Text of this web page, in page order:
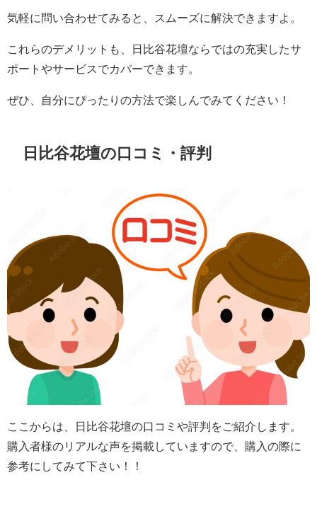
気軽に問い合わせてみると、スムーズに解決できますよ。
これらのデメリットも、日比谷花壇ならではの充実したサ
ポートやサービスでカバーできます。
ぜひ、自分にぴったりの方法で楽しんでみてください！
日比谷花壇の口コミ・評判
ここからは、日比谷花壇の口コミや評判をご紹介します。
購入者様のリアルな声を掲載していますので、購入の際に
参考にしてみて下さい！！